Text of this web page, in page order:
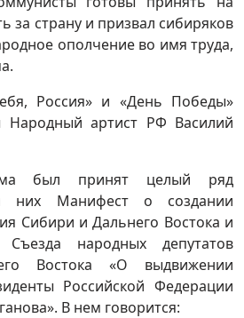
за страну и призвал сибиряков
ополчение во имя труда,
Россия» и «День Победы»
Народный артист РФ Василий
был принят целый ряд
них Манифест о создании
Сибири и Дальнего Востока и
народных депутатов
Востока «О выдвижении
Российской Федерации
В нем говорится: